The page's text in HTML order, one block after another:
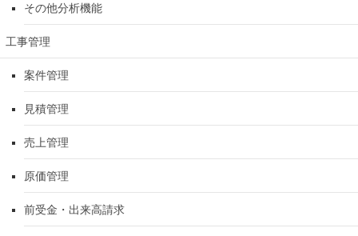
その他分析機能
工事管理
案件管理
見積管理
売上管理
原価管理
前受金・出来高請求